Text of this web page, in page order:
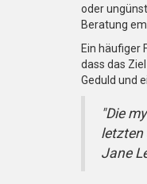
oder
Beratung
Ein häufiger
dass das
Geduld und
"Die
letzten
Jane